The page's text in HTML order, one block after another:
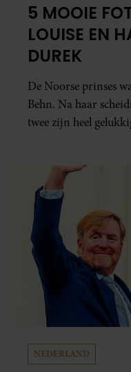
5 MOOIE
LOUISE EN
DUREK
De Noorse prinses
Behn. Na haar
twee zijn heel
NEDERLAND